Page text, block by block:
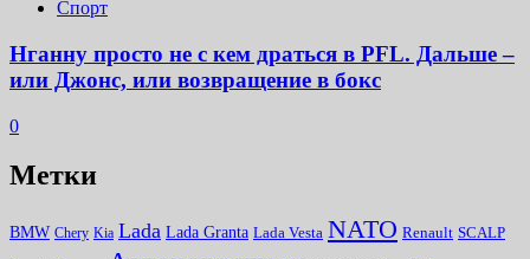
Спорт
Нганну просто не с кем драться в PFL. Дальше –
или Джонс, или возвращение в бокс
0
Метки
BMW Chery Kia Lada Lada Granta Lada Vesta NATO Renault SCALP